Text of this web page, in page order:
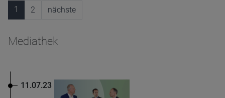
1 2 nächste
Mediathek
11.07.23